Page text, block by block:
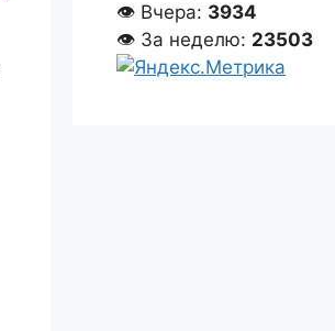
👁 Вчера: 3934
👁 За неделю: 23503